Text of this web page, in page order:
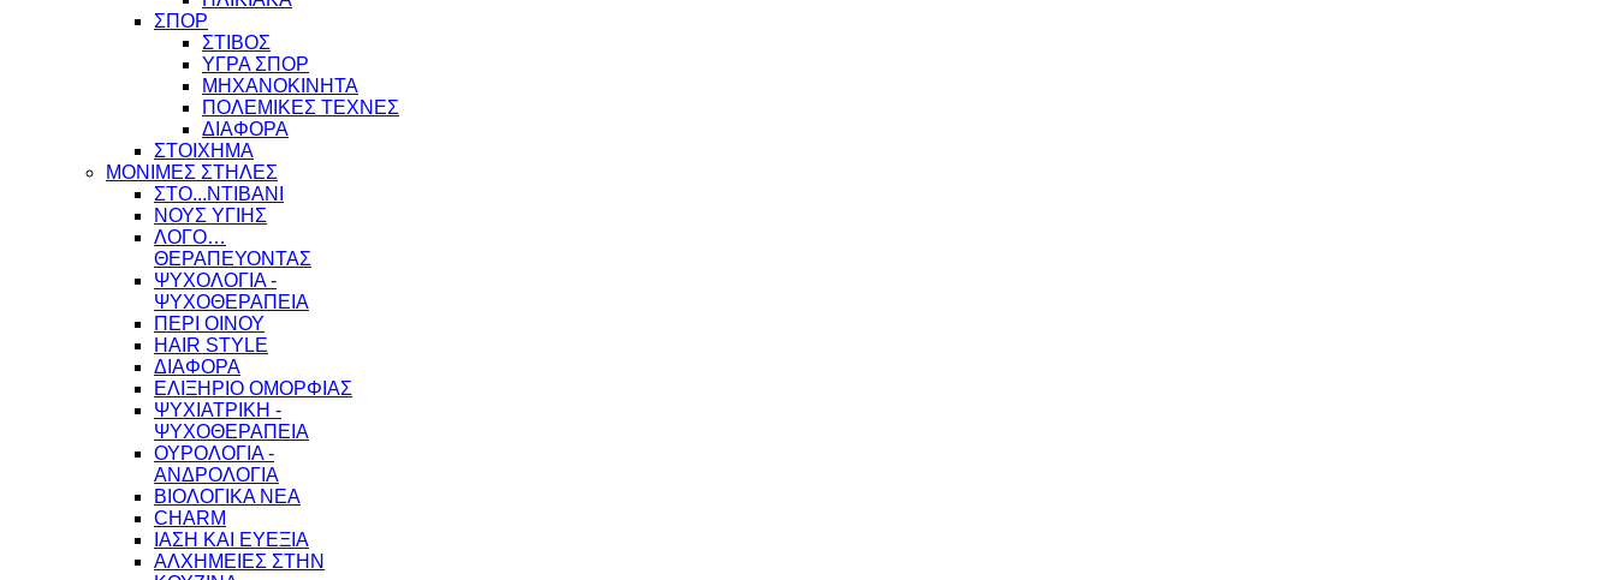
ΣΠΟΡ
ΣΤΙΒΟΣ
ΥΓΡΑ ΣΠΟΡ
ΜΗΧΑΝΟΚΙΝΗΤΑ
ΠΟΛΕΜΙΚΕΣ ΤΕΧΝΕΣ
ΔΙΑΦΟΡΑ
ΣΤΟΙΧΗΜΑ
ΜΟΝΙΜΕΣ ΣΤΗΛΕΣ
ΣΤΟ...ΝΤΙΒΑΝΙ
ΝΟΥΣ ΥΓΙΗΣ
ΛΟΓΟ…
ΘΕΡΑΠΕΥΟΝΤΑΣ
ΨΥΧΟΛΟΓΙΑ -
ΨΥΧΟΘΕΡΑΠΕΙΑ
ΠΕΡΙ ΟΙΝΟΥ
HAIR STYLE
ΔΙΑΦΟΡΑ
ΕΛΙΞΗΡΙΟ ΟΜΟΡΦΙΑΣ
ΨΥΧΙΑΤΡΙΚΗ -
ΨΥΧΟΘΕΡΑΠΕΙΑ
ΟΥΡΟΛΟΓΙΑ -
ΑΝΔΡΟΛΟΓΙΑ
ΒΙΟΛΟΓΙΚΑ ΝΕΑ
CHARM
ΙΑΣΗ ΚΑΙ ΕΥΕΞΙΑ
ΑΛΧΗΜΕΙΕΣ ΣΤΗΝ